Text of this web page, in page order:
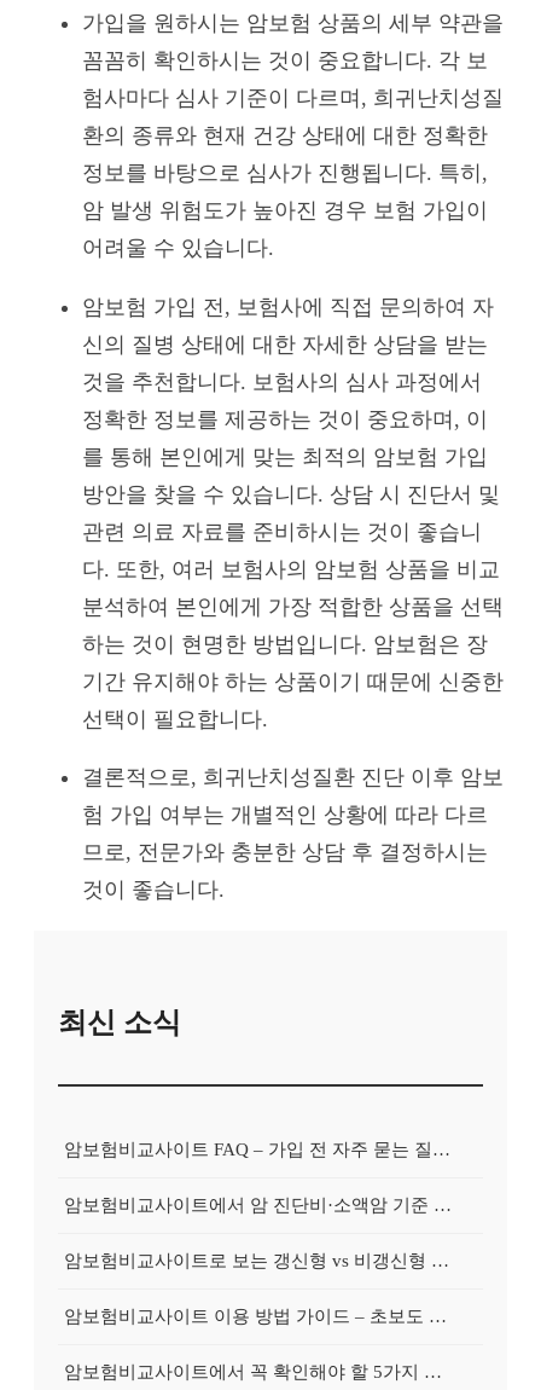
가입을 원하시는 암보험 상품의 세부 약관을
꼼꼼히 확인하시는 것이 중요합니다. 각 보
험사마다 심사 기준이 다르며, 희귀난치성질
환의 종류와 현재 건강 상태에 대한 정확한
정보를 바탕으로 심사가 진행됩니다. 특히,
암 발생 위험도가 높아진 경우 보험 가입이
어려울 수 있습니다.
암보험 가입 전, 보험사에 직접 문의하여 자
신의 질병 상태에 대한 자세한 상담을 받는
것을 추천합니다. 보험사의 심사 과정에서
정확한 정보를 제공하는 것이 중요하며, 이
를 통해 본인에게 맞는 최적의 암보험 가입
방안을 찾을 수 있습니다. 상담 시 진단서 및
관련 의료 자료를 준비하시는 것이 좋습니
다. 또한, 여러 보험사의 암보험 상품을 비교
분석하여 본인에게 가장 적합한 상품을 선택
하는 것이 현명한 방법입니다. 암보험은 장
기간 유지해야 하는 상품이기 때문에 신중한
선택이 필요합니다.
결론적으로, 희귀난치성질환 진단 이후 암보
험 가입 여부는 개별적인 상황에 따라 다르
므로, 전문가와 충분한 상담 후 결정하시는
것이 좋습니다.
최신 소식
암보험비교사이트 FAQ – 가입 전 자주 묻는 질문 정리
암보험비교사이트에서 암 진단비·소액암 기준 제대로 비교하기
암보험비교사이트로 보는 갱신형 vs 비갱신형 암보험 차이
암보험비교사이트 이용 방법 가이드 – 초보도 쉽게 비교하는 순서
암보험비교사이트에서 꼭 확인해야 할 5가지 비교 포인트